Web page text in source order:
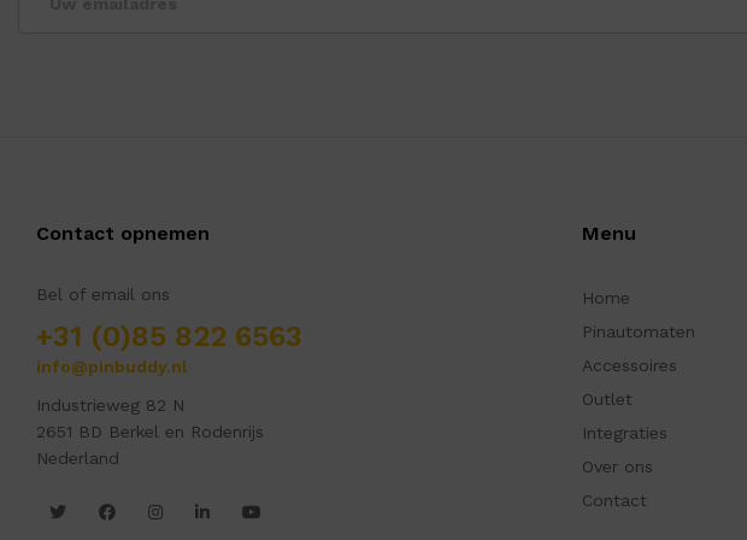
Contact opnemen
Bel of email ons
+31 (0)85 822 6563
info@pinbuddy.nl
Industrieweg 82 N
2651 BD Berkel en Rodenrijs
Nederland
Menu
Home
Pinautomaten
Accessoires
Outlet
Integraties
Over ons
Contact